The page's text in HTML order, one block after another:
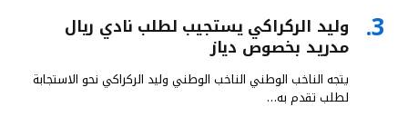
وليد الركراكي يستجيب لطلب نادي ريال
مدريد بخصوص دياز
يتجه الناخب الوطني الناخب الوطني وليد الركراكي نحو الاستجابة
لطلب تقدم به…